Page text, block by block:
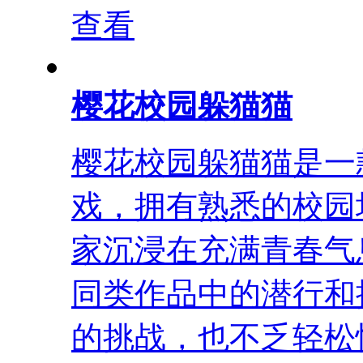
查看
樱花校园躲猫猫
樱花校园躲猫猫是
戏，拥有熟悉的校
家沉浸在充满青春
同类作品中的潜行
的挑战，也不乏轻